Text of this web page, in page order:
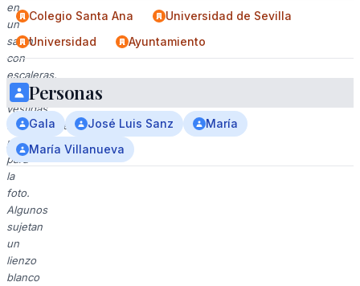
en
un
salón
con
escaleras.
Personas
vestidas
formalmente,
posando
para
la
foto.
Algunos
sujetan
un
lienzo
blanco
Colegio Santa Ana
Universidad de Sevilla
Universidad
Ayuntamiento
Personas
Gala José Luis Sanz
María
María Villanueva